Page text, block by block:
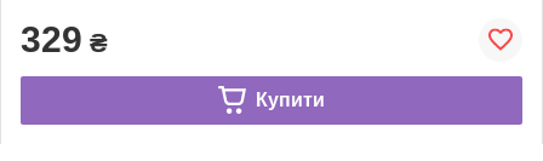
329 ₴
Купити